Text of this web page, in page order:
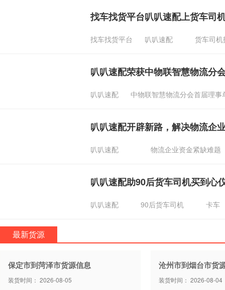
找车找货平台叭叭速配上货车司
找车找货平台 叭叭速配 货车司机
叭叭速配荣获中物联智慧物流分
叭叭速配 中物联智慧物流分会首届理事
叭叭速配开辟新路，解决物流企
叭叭速配 物流企业资金紧缺难题
叭叭速配助90后货车司机买到心
叭叭速配 90后货车司机 卡车
最新货源
保定市到菏泽市货源信息
装货时间： 2026-08-05
沧州市到烟台市货
装货时间： 2026-08-04